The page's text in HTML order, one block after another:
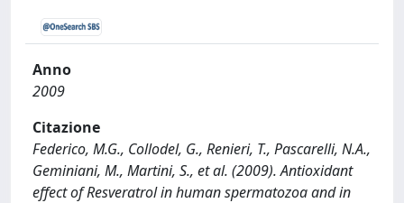
Anno
2009
Citazione
Federico, M.G., Collodel, G., Renieri, T., Pascarelli, N.A.,
Geminiani, M., Martini, S., et al. (2009). Antioxidant
effect of Resveratrol in human spermatozoa and in